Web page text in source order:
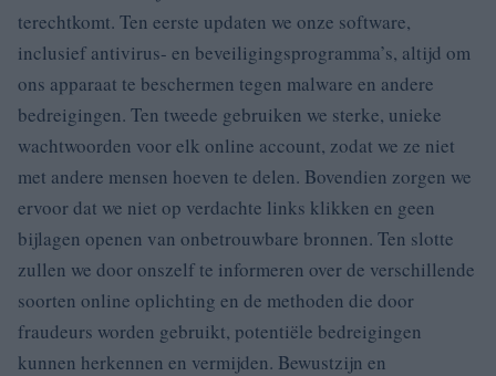
terechtkomt. Ten eerste updaten we onze software,
inclusief antivirus- en beveiligingsprogramma’s, altijd om
ons apparaat te beschermen tegen malware en andere
bedreigingen. Ten tweede gebruiken we sterke, unieke
wachtwoorden voor elk online account, zodat we ze niet
met andere mensen hoeven te delen. Bovendien zorgen we
ervoor dat we niet op verdachte links klikken en geen
bijlagen openen van onbetrouwbare bronnen. Ten slotte
zullen we door onszelf te informeren over de verschillende
soorten online oplichting en de methoden die door
fraudeurs worden gebruikt, potentiële bedreigingen
kunnen herkennen en vermijden. Bewustzijn en